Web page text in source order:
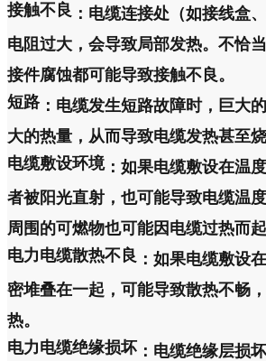
接触不良 ：电缆连接处（如接线盒
电阻过大，会导致局部发热。不恰
接件腐蚀都可能导致接触不良。
短路：电缆发生短路故障时，巨大
大的热量，从而导致电缆发热甚至烧
电缆敷设环境：如果电缆敷设在温
者被阳光直射，也可能导致电缆温
周围的可燃物也可能因电缆过热而起
电力电缆散热不良 ：如果电缆敷设
密堆叠在一起，可能导致散热不畅
热。
电力电缆绝缘损坏 ：电缆绝缘层损